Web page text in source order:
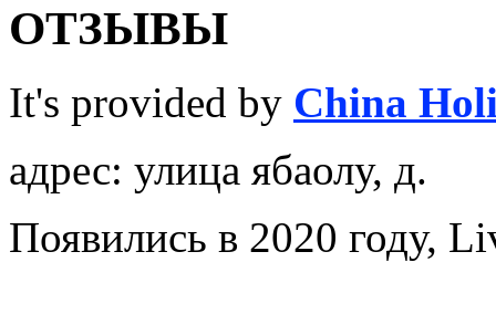
ОТЗЫВЫ
It's provided by China
адрес: улица ябаолу, д.
Появились в 2020 году,